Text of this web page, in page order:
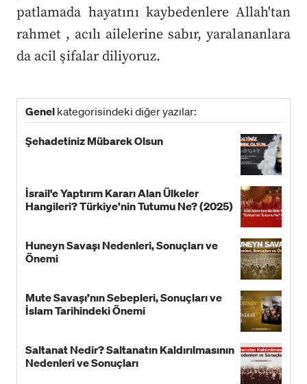
patlamada hayatını kaybedenlere Allah'tan
rahmet , acılı ailelerine sabır, yaralananlara
da acil şifalar diliyoruz.
Genel kategorisindeki diğer yazılar:
Şehadetiniz Mübarek Olsun
İsrail'e Yaptırım Kararı Alan Ülkeler
Hangileri? Türkiye’nin Tutumu Ne? (2025)
Huneyn Savaşı Nedenleri, Sonuçları ve
Önemi
Mute Savaşı’nın Sebepleri, Sonuçları ve
İslam Tarihindeki Önemi
Saltanat Nedir? Saltanatın Kaldırılmasının
Nedenleri ve Sonuçları